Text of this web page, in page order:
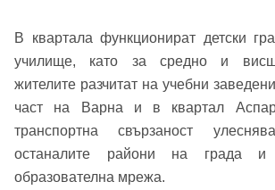
В квартала функционират детски
училище, като за средно и
жителите разчитат на учебни
част на Варна и в квартал
транспортна свързаност
останалите райони на града
образователна мрежа.